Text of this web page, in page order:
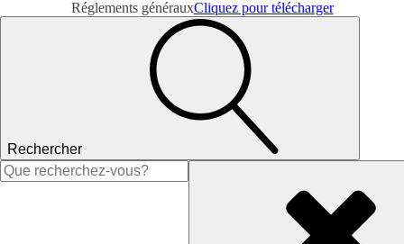
Réglements générauxCliquez pour télécharger
Rechercher
Rechercher :